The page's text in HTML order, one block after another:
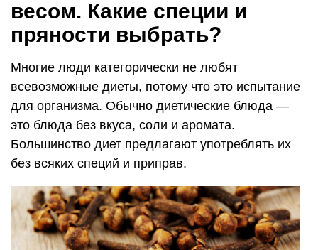
весом. Какие специи и
пряности выбрать?
Многие люди категорически не любят
всевозможные диеты, потому что это испытание
для организма. Обычно диетические блюда —
это блюда без вкуса, соли и аромата.
Большинство диет предлагают употреблять их
без всяких специй и приправ.